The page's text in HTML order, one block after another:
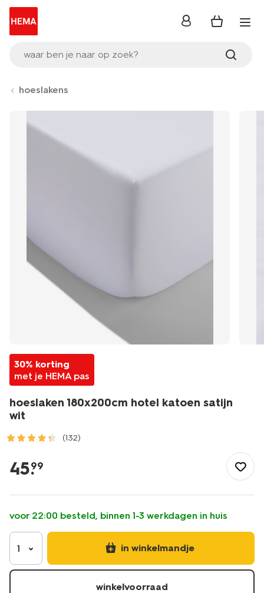
waar ben je naar op zoek?
inloggen
hoeslakens
30% korting
met je HEMA pas
hoeslaken 180x200cm hotel katoen satijn
wit
(132)
slapen/slapen/hoeslaken/hoeslaken-
180x200cm-
katoen-
wit-
5190092.html
45.
99
voor 22:00 besteld, binnen 1-3 werkdagen in huis
1 in winkelmandje
winkelvoorraad